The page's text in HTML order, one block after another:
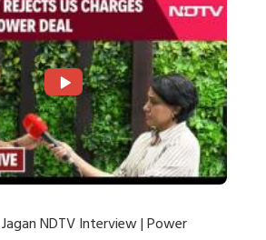
NDTV Interview | Power